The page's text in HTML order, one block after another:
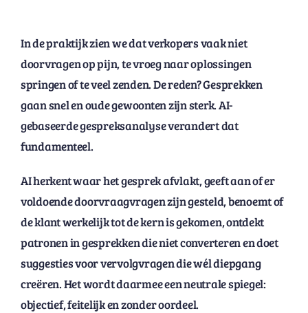
In de praktijk zien we dat verkopers vaak niet
doorvragen op pijn, te vroeg naar oplossingen
springen of te veel zenden. De reden? Gesprekken
gaan snel en oude gewoonten zijn sterk. AI-
gebaseerde gespreksanalyse verandert dat
fundamenteel.
AI herkent waar het gesprek afvlakt, geeft aan of er
voldoende doorvraagvragen zijn gesteld, benoemt of
de klant werkelijk tot de kern is gekomen, ontdekt
patronen in gesprekken die niet converteren en doet
suggesties voor vervolgvragen die wél diepgang
creëren. Het wordt daarmee een neutrale spiegel:
objectief, feitelijk en zonder oordeel.